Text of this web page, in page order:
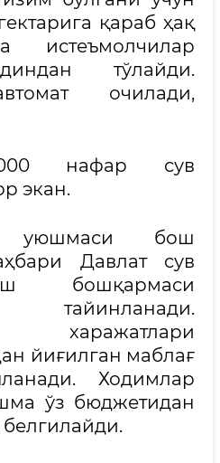
қараб ҳақ
истеъмолчилар
тўлайди.
очилади,
нафар сув
экан.
уюшмаси бош
Давлат сув
бошқармаси
харажатлари
йиғилган маблағ
Ходимлар
ўз бюджетидан